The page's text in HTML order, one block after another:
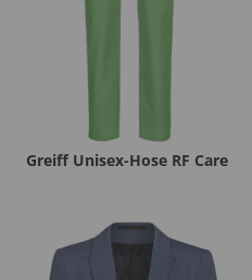
Greiff Unisex-Hose RF Care